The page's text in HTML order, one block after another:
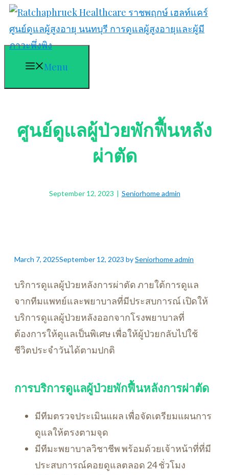
Skip
to
content
Menu
ศูนย์ดูแลผู้ป่วยพักฟื้นหลัง
ผ่าตัด
September 12, 2023 | Seniorhome admin
March 7, 2025September 12, 2023 bySeniorhome admin
บริการดูแลผู้ป่วยหลังการผ่าตัด ภายใต้การดูแล
จากทีมแพทย์และพยาบาลที่มีประสบการณ์ เปิดให้
บริการดูแลผู้ป่วยหลังออกจากโรงพยาบาลที่
ต้องการให้ดูแลเป็นพิเศษ เพื่อให้ผู้ป่วยกลับไปใช้
ชีวิตประจำวันได้ตามปกติ
การบริการดูแลผู้ป่วยพักฟื้นหลังการผ่าตัด
มีทีมตรวจประเมินแผล เพื่อจัดเตรียมแผนการ
ดูแลให้ตรงตามจุด
มีทีมะพยาบาลวิชาชีพ พร้อมด้วยเจ้าหน้าที่ที่มี
ประสบการณ์คอยดูแลตลอด 24 ชั่วโมง